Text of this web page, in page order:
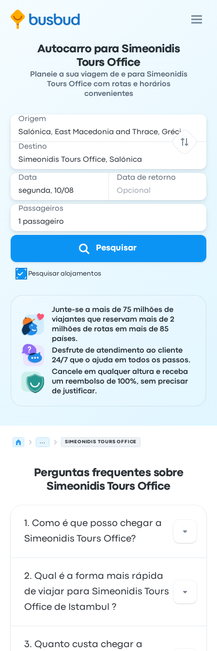
Autocarro para Simeonidis
Tours Office
Planeie a sua viagem de e para Simeonidis
Tours Office com rotas e horários
convenientes
Origem
Destino
Data Data de retorno
Passageiros
Pesquisar
Pesquisar alojamentos
Junte-se a mais de 75 milhões de
viajantes que reservam mais de 2
milhões de rotas em mais de 85
países.
Desfrute de atendimento ao cliente
24/7 que o ajuda em todos os passos.
Cancele em qualquer altura e receba
um reembolso de 100%, sem precisar
de justificar.
... SIMEONIDIS TOURS OFFICE
Perguntas frequentes sobre
Simeonidis Tours Office
Como é que posso chegar a
Simeonidis Tours Office?
Pode apanhar a autocarro, que fornece
acesso direto ao seu destino. Em alternativa,
também pode apanhar um táxi ou usar um
serviço de partilha de viagens.
Qual é a forma mais rápida
de viajar para Simeonidis Tours
Office de Istambul ?
A forma mais rápida de viajar de e para
Quanto custa chegar a